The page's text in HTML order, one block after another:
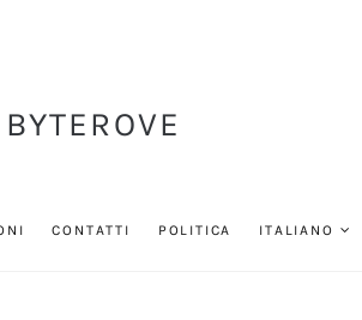
BYTEROVE
CONTATTI POLITICA ITALIANO